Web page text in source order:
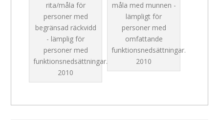
rita/måla för
personer med
begränsad räckvidd
- lämplig för
personer med
funktionsnedsättningar.
2010
måla med munnen -
lämpligt för
personer med
omfattande
funktionsnedsättningar.
2010